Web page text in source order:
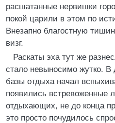
расшатанные нервишки
покой царили в этом по
Внезапно благостную
визг.
Раскаты эха тут же
стало невыносимо жутко. В
базы отдыха начал
появились встревоженные
отдыхающих, не до конца
это просто почудилось